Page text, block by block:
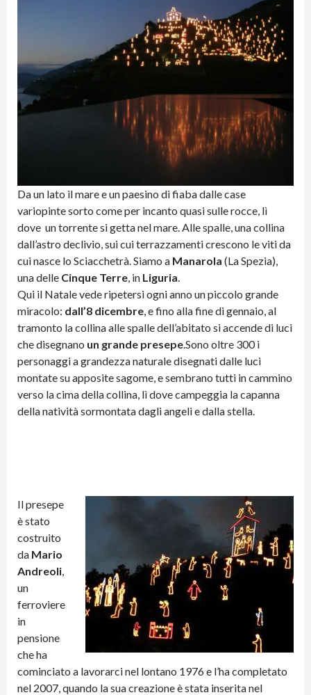
Da un lato il mare e un paesino di fiaba dalle case
variopinte sorto come per incanto quasi sulle rocce, lì
dove un torrente si getta nel mare. Alle spalle, una collina
dall’astro declivio, sui cui terrazzamenti crescono le viti da
cui nasce lo Sciacchetrà. Siamo a Manarola (La Spezia),
una delle Cinque Terre , in Liguria
Qui il Natale vede ripetersi ogni anno un piccolo grande
miracolo: dall’8 dicembre , e fino alla fine di gennaio, al
tramonto la collina alle spalle dell’abitato si accende di luci
che disegnano un grande presepe.Sono oltre 300 i
personaggi a grandezza naturale disegnati dalle luci
montate su apposite sagome, e sembrano tutti in cammino
verso la cima della collina, lì dove campeggia la capanna
della natività sormontata dagli angeli e dalla stella.
Il presepe
è stato
costruito
da Mario
Andreoli
un
ferroviere
in
pensione
che ha
cominciato a lavorarci nel lontano 1976 e l’ha completato
nel 2007, quando la sua creazione è stata inserita nel